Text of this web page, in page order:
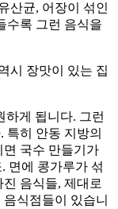
산균, 어장이 섞인
수록 그런 음식을
시 장맛이 있는 집
하게 됩니다. 그런
특히 안동 지방의
면 국수 만들기가
면에 콩가루가 섞
음식들, 제대로
식점들이 있습니